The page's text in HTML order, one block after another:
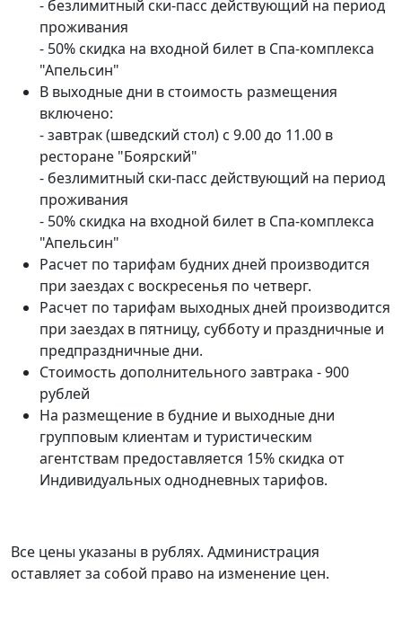
- безлимитный ски-пасс действующий на период
проживания
- 50% скидка на входной билет в Спа-комплекса
"Апельсин"
В выходные дни в стоимость размещения
включено:
- завтрак (шведский стол) с 9.00 до 11.00 в
ресторане "Боярский"
- безлимитный ски-пасс действующий на период
проживания
- 50% скидка на входной билет в Спа-комплекса
"Апельсин"
Расчет по тарифам будних дней производится
при заездах с воскресенья по четверг.
Расчет по тарифам выходных дней производится
при заездах в пятницу, субботу и праздничные и
предпраздничные дни.
Стоимость дополнительного завтрака - 900
рублей
На размещение в будние и выходные дни
групповым клиентам и туристическим
агентствам предоставляется 15% скидка от
Индивидуальных однодневных тарифов.
Все цены указаны в рублях. Администрация
оставляет за собой право на изменение цен.